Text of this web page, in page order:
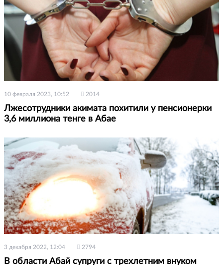
10 февраля 2023, 10:52 2014
Лжесотрудники акимата похитили у пенсионерки
3,6 миллиона тенге в Абае
3 декабря 2022, 12:04 2794
В области Абай супруги с трехлетним внуком